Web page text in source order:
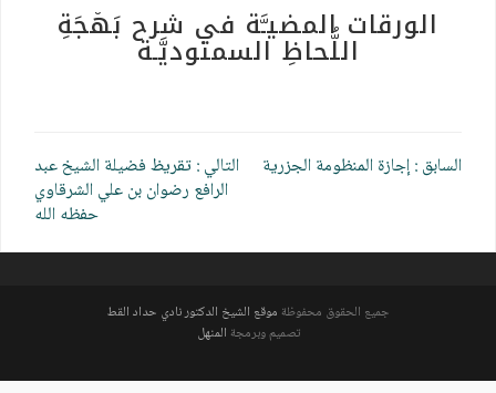
الورقات المضيـَّة في شرح بَهْجَةِ
اللُّحاظِ السمنوديَّـة
تصفّح
السابق :إجازة المنظومة الجزرية التالي :تقريظ فضيلة الشيخ عبد
الرافع رضوان بن علي الشرقاوي
حفظه الله
جميع الحقوق محفوظة موقع الشيخ الدكتور نادي حداد القط
تصميم وبرمجة المنهل